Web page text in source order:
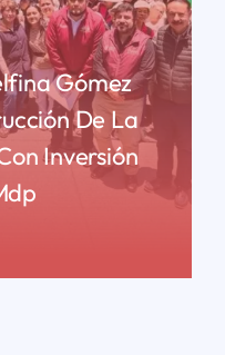
Gómez
De La
Inversión